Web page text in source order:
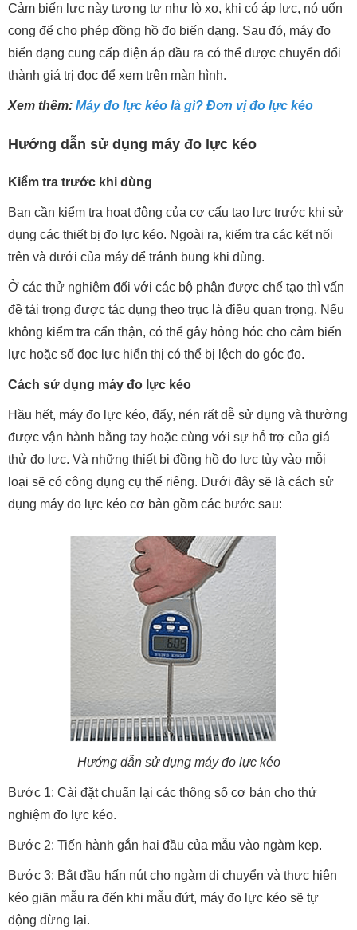
Cảm biến lực này tương tự như lò xo, khi có áp lực, nó uốn
cong để cho phép đồng hồ đo biến dạng. Sau đó, máy đo
biến dạng cung cấp điện áp đầu ra có thể được chuyển đổi
thành giá trị đọc để xem trên màn hình.
Xem thêm: Máy đo lực kéo là gì? Đơn vị đo lực kéo
Hướng dẫn sử dụng máy đo lực kéo
Kiểm tra trước khi dùng
Bạn cần kiểm tra hoạt động của cơ cấu tạo lực trước khi sử
dụng các thiết bị đo lực kéo. Ngoài ra, kiểm tra các kết nối
trên và dưới của máy để tránh bung khi dùng.
Ở các thử nghiệm đối với các bộ phận được chế tạo thì vấn
đề tải trọng được tác dụng theo trục là điều quan trọng. Nếu
không kiểm tra cẩn thận, có thể gây hỏng hóc cho cảm biến
lực hoặc số đọc lực hiển thị có thể bị lệch do góc đo.
Cách sử dụng máy đo lực kéo
Hầu hết, máy đo lực kéo, đẩy, nén rất dễ sử dụng và thường
được vận hành bằng tay hoặc cùng với sự hỗ trợ của giá
thử đo lực. Và những thiết bị đồng hồ đo lực tùy vào mỗi
loại sẽ có công dụng cụ thể riêng. Dưới đây sẽ là cách sử
dụng máy đo lực kéo cơ bản gồm các bước sau:
Hướng dẫn sử dụng máy đo lực kéo
Bước 1: Cài đặt chuẩn lại các thông số cơ bản cho thử
nghiệm đo lực kéo.
Bước 2: Tiến hành gắn hai đầu của mẫu vào ngàm kẹp.
Bước 3: Bắt đầu hấn nút cho ngàm di chuyển và thực hiện
kéo giãn mẫu ra đến khi mẫu đứt, máy đo lực kéo sẽ tự
động dừng lại.